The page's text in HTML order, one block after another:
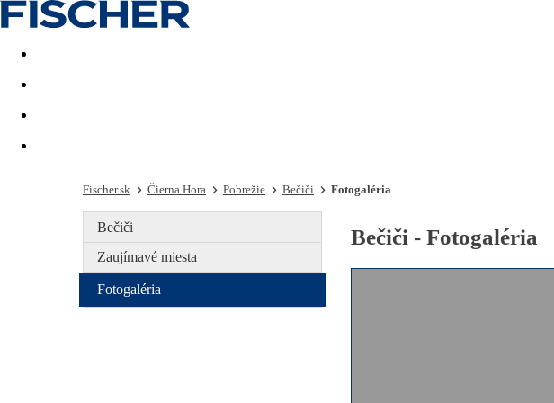
Last minute Dovolenkové kluby
Fischer.sk Čierna Hora Pobrežie Bečiči Fotogaléria
Bečiči
Zaujímavé miesta
Fotogaléria
Bečiči - Fotogaléria